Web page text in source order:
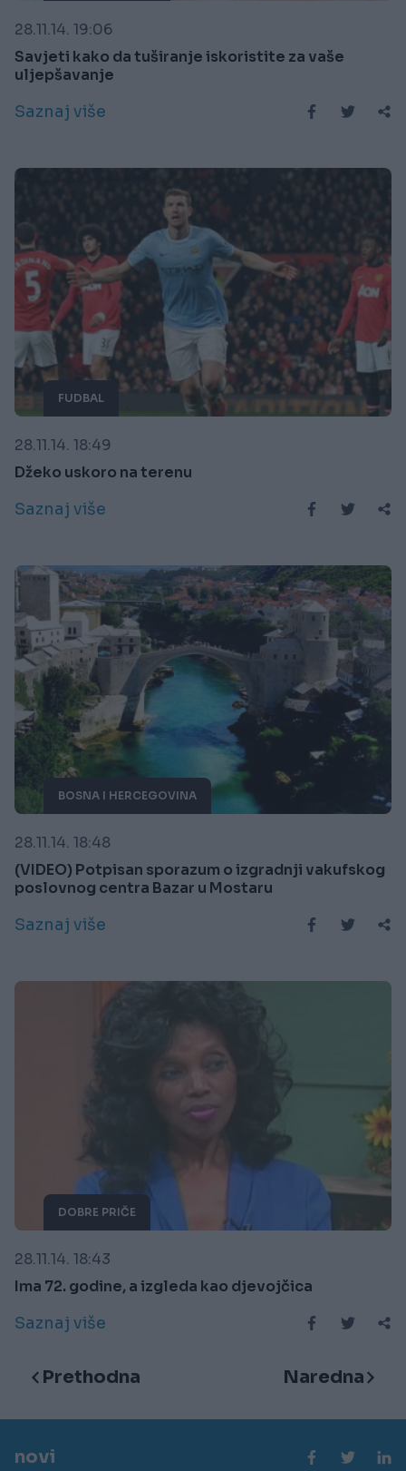
28.11.14. 19:06
Savjeti kako da tuširanje iskoristite za vaše
uljepšavanje
Saznaj više
FUDBAL
28.11.14. 18:49
Džeko uskoro na terenu
Saznaj više
BOSNA I HERCEGOVINA
28.11.14. 18:48
(VIDEO) Potpisan sporazum o izgradnji vakufskog
poslovnog centra Bazar u Mostaru
Saznaj više
DOBRE PRIČE
28.11.14. 18:43
Ima 72. godine, a izgleda kao djevojčica
Saznaj više
Prethodna Naredna
novi